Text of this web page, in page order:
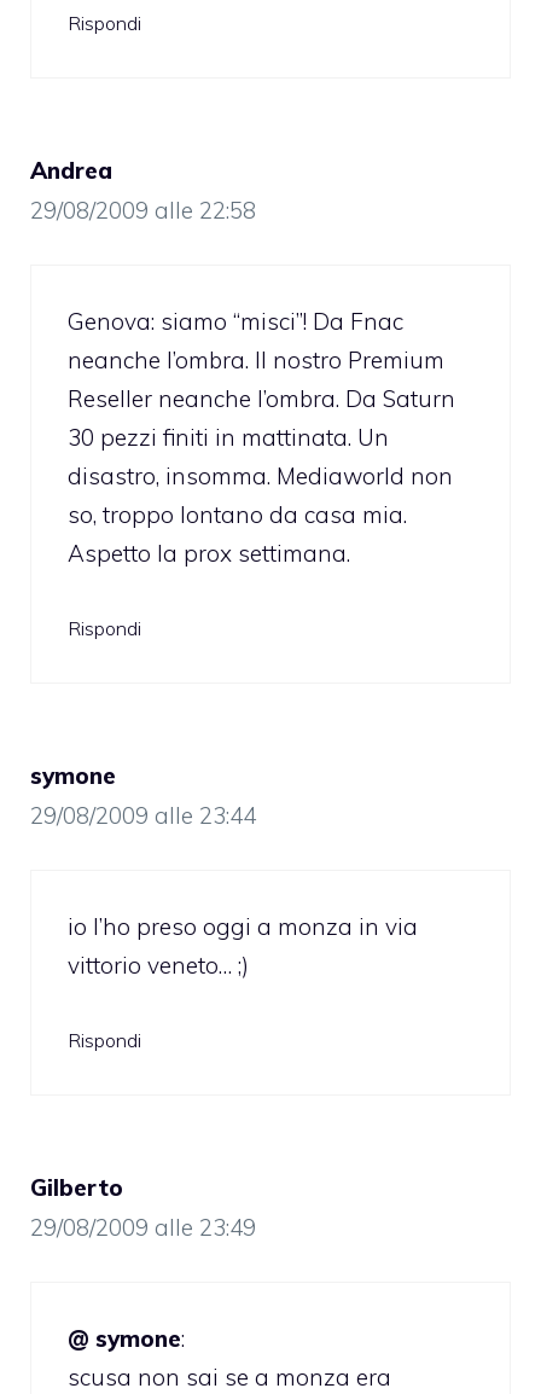
Rispondi
Andrea
29/08/2009 alle 22:58
Genova: siamo “misci”! Da Fnac
neanche l’ombra. Il nostro Premium
Reseller neanche l’ombra. Da Saturn
30 pezzi finiti in mattinata. Un
disastro, insomma. Mediaworld non
so, troppo lontano da casa mia.
Aspetto la prox settimana.
Rispondi
symone
29/08/2009 alle 23:44
io l’ho preso oggi a monza in via
vittorio veneto… ;)
Rispondi
Gilberto
29/08/2009 alle 23:49
@ symone:
scusa non sai se a monza era